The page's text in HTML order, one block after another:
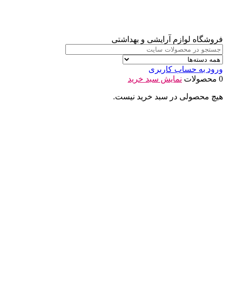
فروشگاه لوازم آرایشی و بهداشتی
ورود به حساب کاربری
0 محصولات
نمایش سبد خرید
هیچ محصولی در سبد خرید نیست.